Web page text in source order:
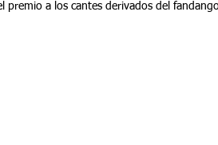
premio a los cantes derivados del